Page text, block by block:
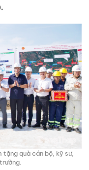
tặng quà cán bộ, kỹ sư,